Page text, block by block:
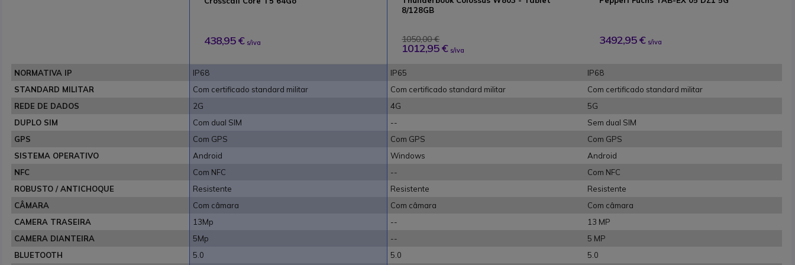
438,95 € s/iva
8/128GB
1050,00 €
1012,95 € s/iva
3492,95 € s/iva
NORMATIVA IP IP68 IP65
IP68
STANDARD MILITAR
Com certificado standard militar Com certificado standard militar
Com certificado standard militar
REDE DE DADOS
2G 4G
5G
DUPLO SIM
Com dual SIM --
Sem dual SIM
GPS
Com GPS Com GPS
Com GPS
SISTEMA OPERATIVO
Android Windows
Android
NFC
Com NFC --
Com NFC
ROBUSTO / ANTICHOQUE
Resistente Resistente
Resistente
CÂMARA
Com câmara Com câmara
Com câmara
CAMERA TRASEIRA
13Mp --
13 MP
CAMERA DIANTEIRA
5Mp --
5 MP
BLUETOOTH
5.0 5.0 5.0